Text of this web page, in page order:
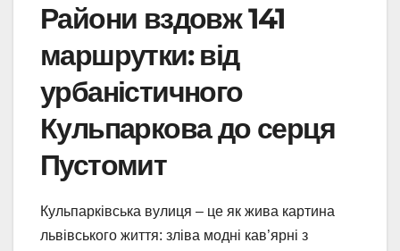
Райони вздовж 141
маршрутки: від
урбаністичного
Кульпаркова до серця
Пустомит
Кульпарківська вулиця – це як жива картина
львівського життя: зліва модні кав’ярні з